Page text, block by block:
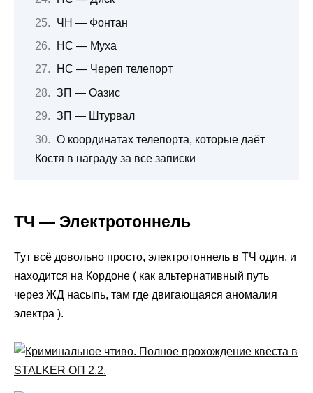
ЧН — Фонтан
НС — Муха
НС — Череп телепорт
ЗП — Оазис
ЗП — Штурвал
О координатах телепорта, которые даёт
Костя в награду за все записки
ТЧ — Электротоннель
Тут всё довольно просто, электротоннель в ТЧ один, и
находится на Кордоне ( как альтернативный путь
через ЖД насыпь, там где двигающаяся аномалия
электра ).